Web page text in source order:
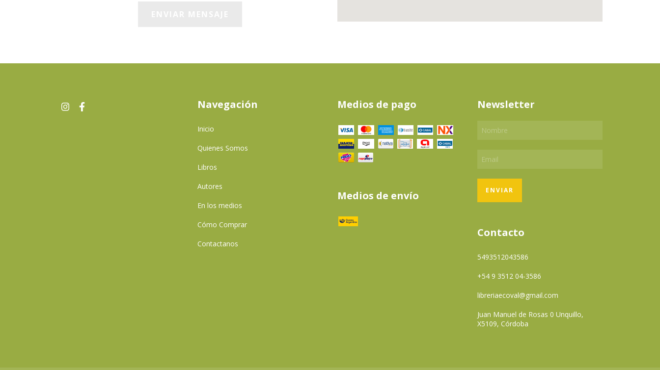
Navegación
Inicio
Quienes Somos
Libros
Autores
En los medios
Cómo Comprar
Contactanos
Medios de pago
Medios de envío
Newsletter
Contacto
5493512043586
+54 9 3512 04-3586
libreriaecoval@gmail.com
Juan Manuel de Rosas 0 Unquillo,
X5109, Córdoba